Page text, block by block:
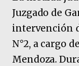
Juzgado de
intervención
N°2, a cargo
Mendoza.